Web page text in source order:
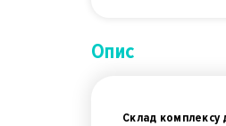
Опис
Склад комплексу